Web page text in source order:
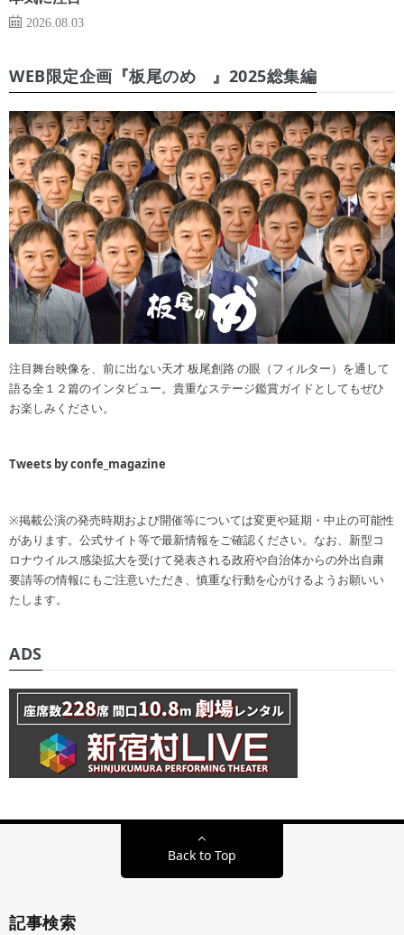
2026.08.03
WEB限定企画『板尾のめ゙』2025総集編
注目舞台映像を、前に出ない天才 板尾創路 の眼（フィルター）を通して
語る全１２篇のインタビュー。貴重なステージ鑑賞ガイドとしてもぜひ
お楽しみください。
Tweets by confe_magazine
※掲載公演の発売時期および開催等については変更や延期・中止の可能性
があります。公式サイト等で最新情報をご確認ください。なお、新型コ
ロナウイルス感染拡大を受けて発表される政府や自治体からの外出自粛
要請等の情報にもご注意いただき、慎重な行動を心がけるようお願いい
たします。
ADS
Back to Top
記事検索